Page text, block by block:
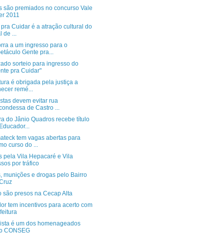
são premiados no concurso Vale
2011
Cuidar é a atração cultural do
de ...
a um ingresso para o
Gente pra...
sorteio para ingresso do
pra Cuidar"
é obrigada pela justiça a
remé...
devem evitar rua
de Castro ...
do Jânio Quadros recebe título
tem vagas abertas para
curso do ...
pela Vila Hepacaré e Vila
por tráfico
munições e drogas pelo Bairro
são presos na Cecap Alta
tem incentivos para acerto com
é um dos homenageados
CONSEG